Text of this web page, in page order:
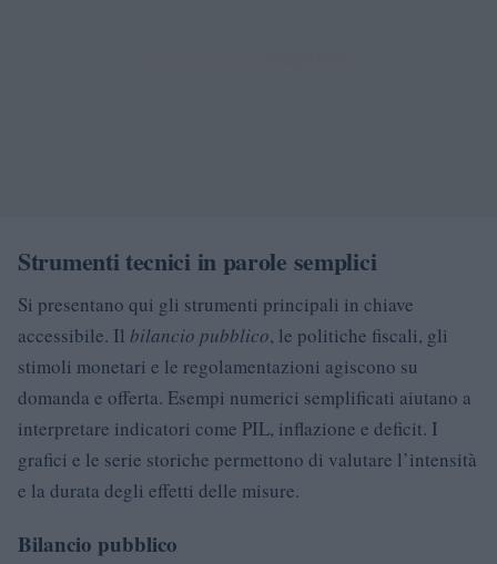
Strumenti tecnici in parole semplici
Si presentano qui gli strumenti principali in chiave
accessibile. Il bilancio pubblico, le politiche fiscali, gli
stimoli monetari e le regolamentazioni agiscono su
domanda e offerta. Esempi numerici semplificati aiutano a
interpretare indicatori come PIL, inflazione e deficit. I
grafici e le serie storiche permettono di valutare l’intensità
e la durata degli effetti delle misure.
Bilancio pubblico